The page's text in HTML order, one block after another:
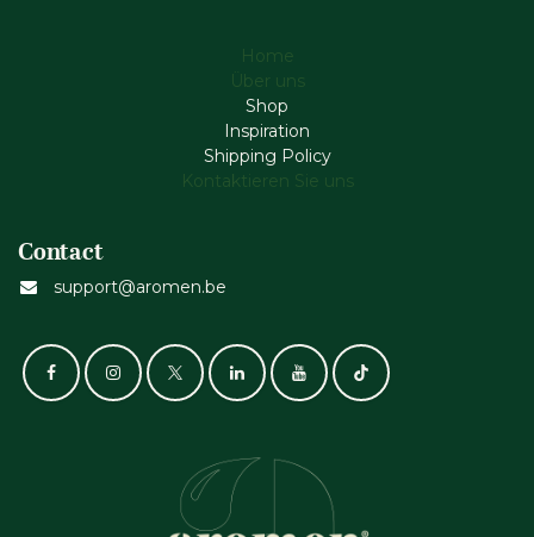
Home
Über uns
Shop
Inspiration
Shipping Policy
Kontaktieren Sie uns
Contact
support@aromen.be